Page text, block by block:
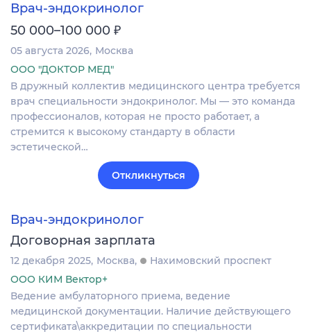
Врач-эндокринолог
50 000–100 000 ₽
05 августа 2026 Москва
ООО "ДОКТОР МЕД"
В дружный коллектив медицинского центра требуется
врач специальности эндокринолог. Мы — это команда
профессионалов, которая не просто работает, а
стремится к высокому стандарту в области
эстетической…
Откликнуться
Врач-эндокринолог
Договорная зарплата
12 декабря 2025 Москва
Нахимовский проспект
ООО КИМ Вектор+
Ведение амбулаторного приема, ведение
медицинской документации. Наличие действующего
сертификата\аккредитации по специальности